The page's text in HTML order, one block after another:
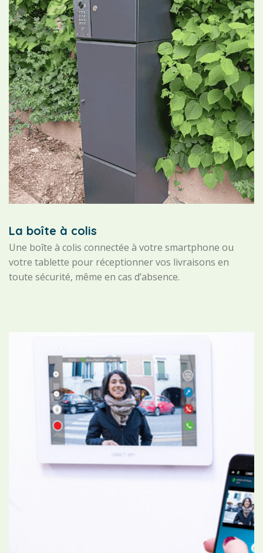
La boîte à colis
Une boîte à colis connectée à votre smartphone ou
votre tablette pour réceptionner vos livraisons en
toute sécurité, même en cas d’absence.